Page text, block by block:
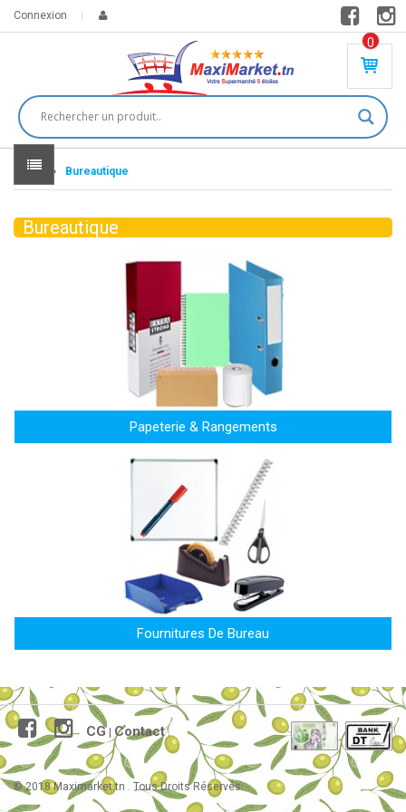
Connexion
0
PR
DU
IT(
S)
0
DT
Home Bureautique
Bureautique
Papeterie & Rangements
Fournitures De Bureau
CG| Contact
© 2018 Maximarket.tn . Tous Droits Réservés.